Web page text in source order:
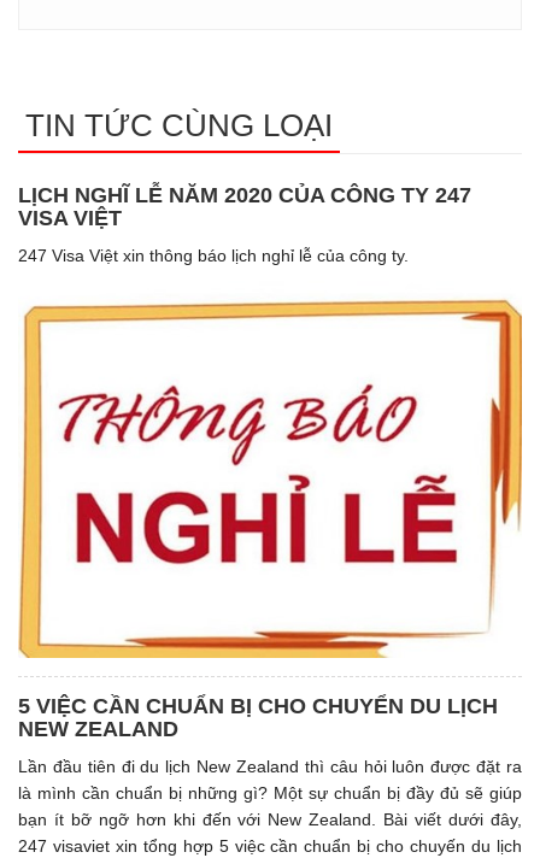
TIN TỨC CÙNG LOẠI
LỊCH NGHĨ LỄ NĂM 2020 CỦA CÔNG TY 247
VISA VIỆT
247 Visa Việt xin thông báo lịch nghỉ lễ của công ty.
5 VIỆC CẦN CHUẨN BỊ CHO CHUYỂN DU LỊCH
NEW ZEALAND
Lần đầu tiên đi du lịch New Zealand thì câu hỏi luôn được đặt ra
là mình cần chuẩn bị những gì? Một sự chuẩn bị đầy đủ sẽ giúp
bạn ít bỡ ngỡ hơn khi đến với New Zealand. Bài viết dưới đây,
247 visaviet xin tổng hợp 5 việc cần chuẩn bị cho chuyến du lịch